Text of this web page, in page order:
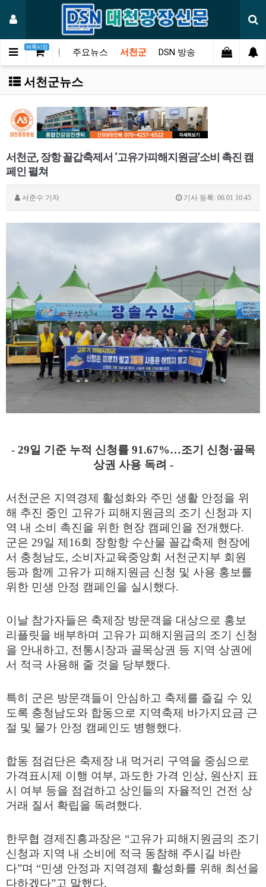
벼룩시장
메인 주요뉴스 서천군 DSN 방송 오피니언 연
서천군뉴스
서천군, 장항 꼴갑축제서 ‘고유가피해지원금’소비 촉진 캠
페인 펼쳐
서준수 기자 기사 등록: 06.01 10:45
- 29일 기준 누적 신청률 91.67%…조기 신청·골목
상권 사용 독려 -
서천군은 지역경제 활성화와 주민 생활 안정을 위
해 추진 중인 고유가 피해지원금의 조기 신청과 지
역 내 소비 촉진을 위한 현장 캠페인을 전개했다.
군은 29일 제 16회 장항항 수산물 꼴갑축제 현장에
서 충청남도, 소비자교육중앙회 서천군지부 회원
등과 함께 고유가 피해지원금 신청 및 사용 홍보를
위한 민생 안정 캠페인을 실시했다.
이날 참가자들은 축제장 방문객을 대상으로 홍보
리플릿을 배부하며 고유가 피해지원금의 조기 신청
을 안내하고, 전통시장과 골목상권 등 지역 상권에
서 적극 사용해 줄 것을 당부했다.
특히 군은 방문객들이 안심하고 축제를 즐길 수 있
도록 충청남도와 합동으로 지역축제 바가지요금 근
절 및 물가 안정 캠페인도 병행했다.
합동 점검단은 축제장 내 먹거리 구역을 중심으로
가격표시제 이행 여부, 과도한 가격 인상, 원산지 표
시 여부 등을 점검하고 상인들의 자율적인 건전 상
거래 질서 확립을 독려했다.
한무협 경제진흥과장은 “고유가 피해지원금의 조기
신청과 지역 내 소비에 적극 동참해 주시길 바란
다”며 “민생 안정과 지역경제 활성화를 위해 최선을
다하겠다”고 말했다.